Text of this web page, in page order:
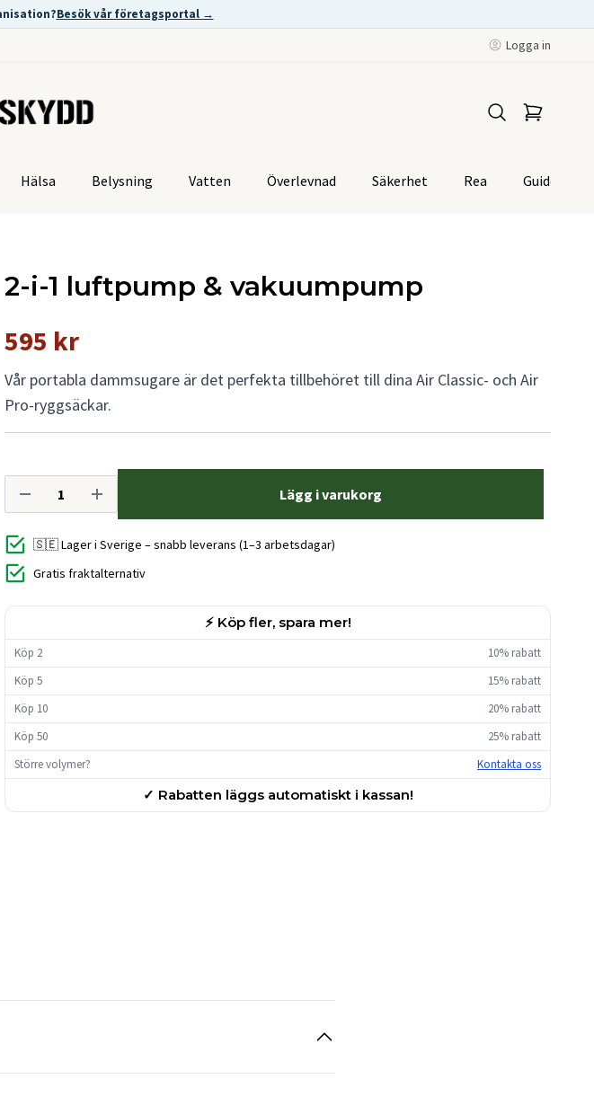
Besök vår företagsportal →
Logga in
Hälsa Belysning Vatten Överlevnad Säkerhet Rea Guider
2-i-1 luftpump & vakuumpump
595 kr
Vår portabla dammsugare är det perfekta tillbehöret till dina Air Classic- och Air
Pro-ryggsäckar.
Lägg i varukorg
🇸🇪 Lager i Sverige – snabb leverans (1–3 arbetsdagar)
Gratis fraktalternativ
⚡ Köp fler, spara mer!
Köp 2
10% rabatt
Köp 5
15% rabatt
Köp 10
20% rabatt
Köp 50
25% rabatt
Större volymer?
Kontakta oss
✓ Rabatten läggs automatiskt i kassan!